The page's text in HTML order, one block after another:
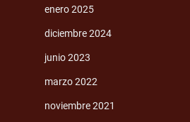
enero 2025
diciembre 2024
junio 2023
marzo 2022
noviembre 2021